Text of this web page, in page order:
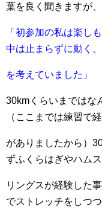
葉を良く聞きますが、
「初参加の私は楽し
中は止まらずに動く
を考えていました」
30kmくらいまではな
（ここまでは練習で
がありましたから）
ずふくらはぎやハムス
リングスが経験した事
でストレッチをしつつ